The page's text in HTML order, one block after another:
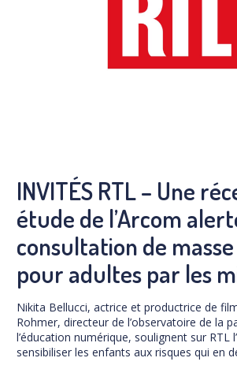
NUAJE : NUmérique et Appropriation
Parents Sentinelles des écrans
Pari Risqué : Prévenir l’addiction
INVITÉS RTL – Une
étude de l’Arcom
consultation de
pour adultes par les
Nikita Bellucci, actrice et productrice de
Rohmer, directeur de l’observatoire de la
l’éducation numérique, soulignent sur RTL
sensibiliser les enfants aux risques qui en